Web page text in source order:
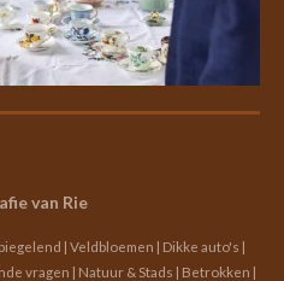
van Rie
| Veldbloemen | Dikke auto's |
vragen | Natuur & Stads | Betrokken |